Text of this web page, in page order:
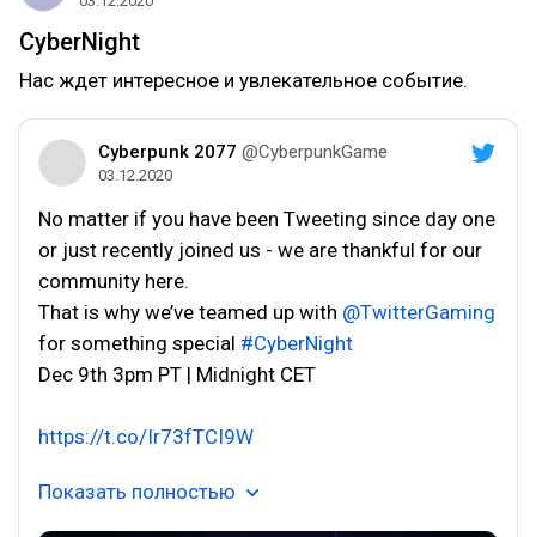
CyberNight
Нас ждет интересное и увлекательное событие.
Cyberpunk 2077 @CyberpunkGame
03.12.2020
No matter if you have been Tweeting since day one
or just recently joined us - we are thankful for our
community here.
That is why we’ve teamed up with @TwitterGaming
for something special #CyberNight
Dec 9th 3pm PT | Midnight CET
https://t.co/Ir73fTCI9W
Показать полностью